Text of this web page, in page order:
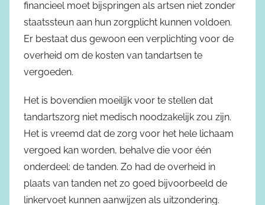
financieel moet bijspringen als artsen niet zonder
staatssteun aan hun zorgplicht kunnen voldoen.
Er bestaat dus gewoon een verplichting voor de
overheid om de kosten van tandartsen te
vergoeden.
Het is bovendien moeilijk voor te stellen dat
tandartszorg niet medisch noodzakelijk zou zijn.
Het is vreemd dat de zorg voor het hele lichaam
vergoed kan worden, behalve die voor één
onderdeel: de tanden. Zo had de overheid in
plaats van tanden net zo goed bijvoorbeeld de
linkervoet kunnen aanwijzen als uitzondering.